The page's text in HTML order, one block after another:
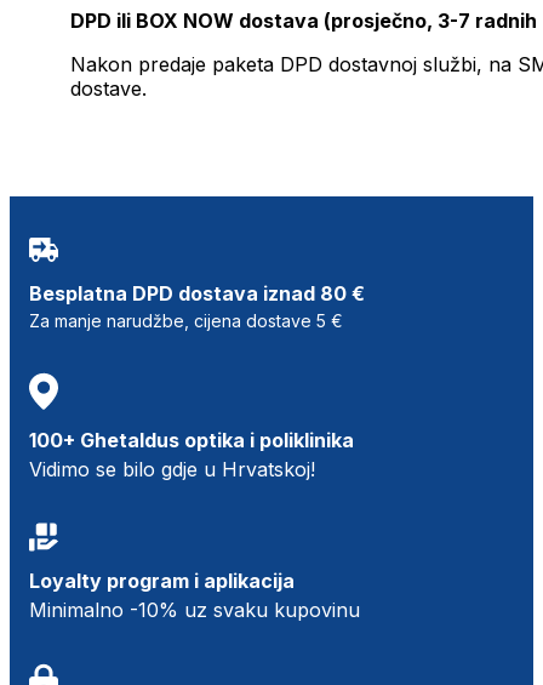
DPD ili BOX NOW dostava (prosječno, 3-7 radnih
Nakon predaje paketa DPD dostavnoj službi, na
dostave.
Besplatna DPD dostava iznad 80 €
Za manje narudžbe, cijena dostave 5 €
100+ Ghetaldus optika i poliklinika
Vidimo se bilo gdje u Hrvatskoj!
Loyalty program i aplikacija
Minimalno -10% uz svaku kupovinu